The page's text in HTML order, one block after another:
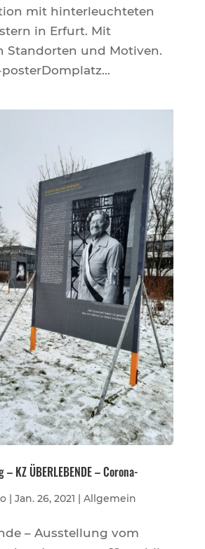
mit hinterleuchteten
in Erfurt. Mit
Standorten und Motiven.
KZ ÜBERLEBENDE – Corona-
| Jan. 26, 2021 | Allgemein
– Ausstellung vom